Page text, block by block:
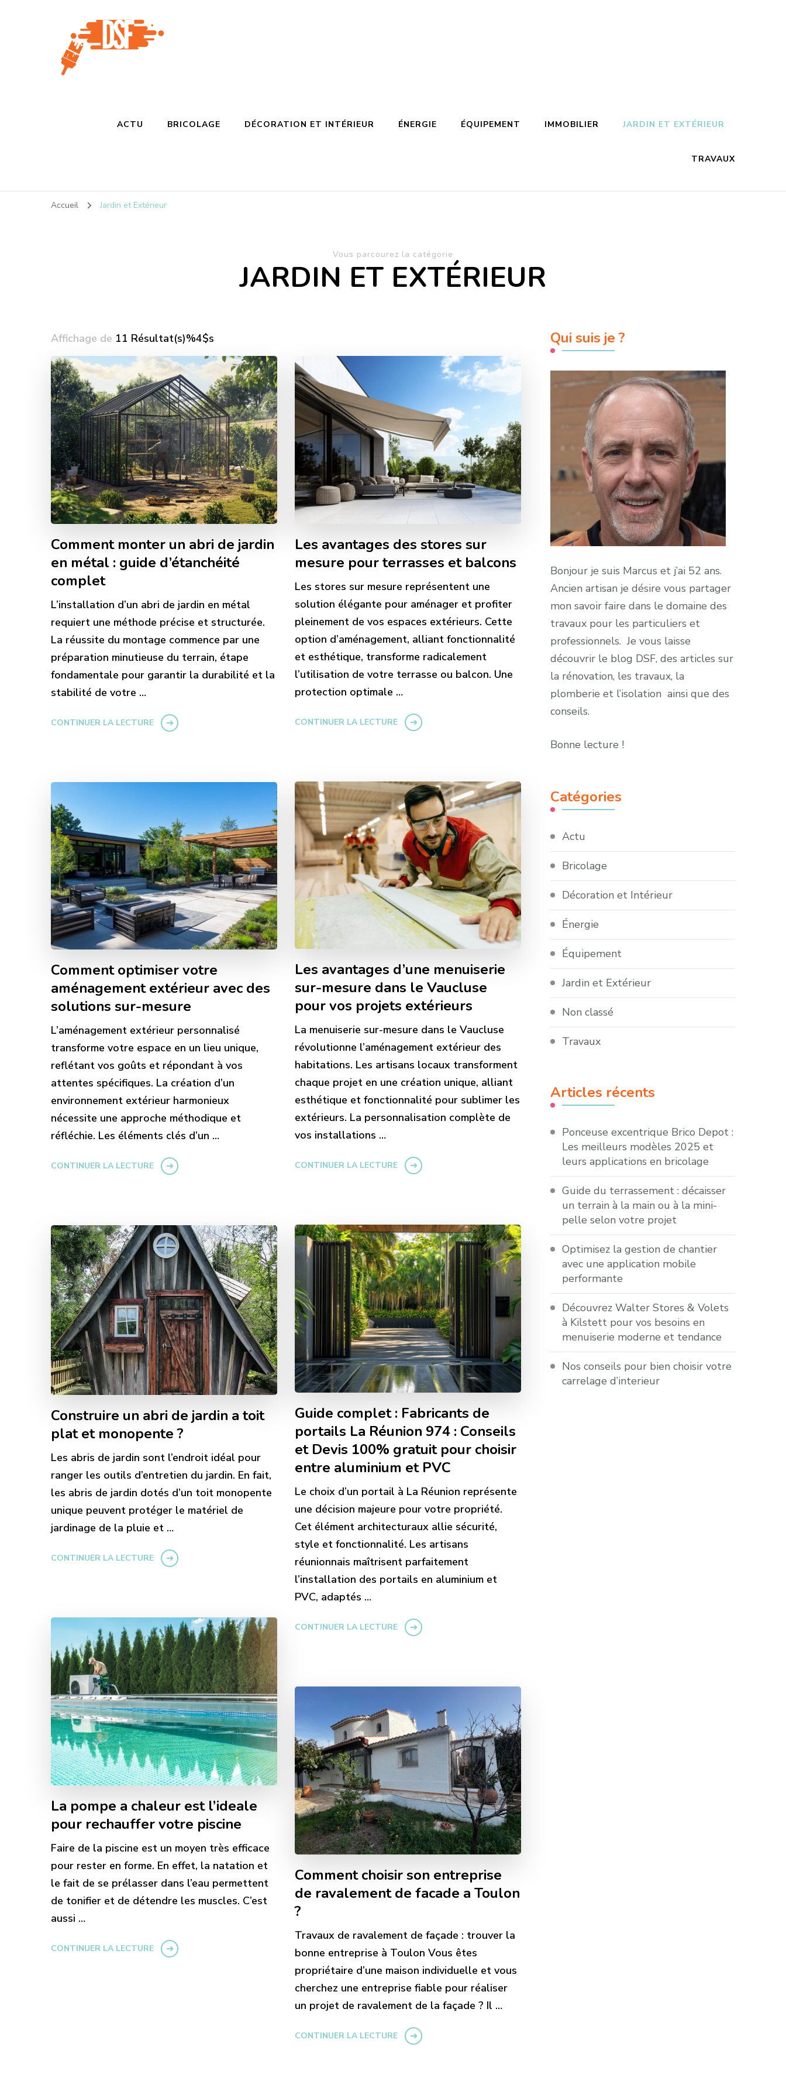
ACTU BRICOLAGE DÉCORATION ET INTÉRIEUR ÉNERGIE ÉQUIPEMENT IMMOBILIER JARDIN ET EXTÉRIEUR
TRAVAUX
Accueil Jardin et Extérieur
Vous parcourez la catégorie
JARDIN ET EXTÉRIEUR
Affichage de 11 Résultat(s)%4$s
Comment monter un abri de jardin
en métal : guide d’étanchéité
complet
L’installation d’un abri de jardin en métal
requiert une méthode précise et structurée.
La réussite du montage commence par une
préparation minutieuse du terrain, étape
fondamentale pour garantir la durabilité et la
stabilité de votre …
CONTINUER LA LECTURE
Les avantages des stores sur
mesure pour terrasses et balcons
Les stores sur mesure représentent une
solution élégante pour aménager et profiter
pleinement de vos espaces extérieurs. Cette
option d’aménagement, alliant fonctionnalité
et esthétique, transforme radicalement
l’utilisation de votre terrasse ou balcon. Une
protection optimale …
CONTINUER LA LECTURE
Les avantages d’une menuiserie
sur-mesure dans le Vaucluse
pour vos projets extérieurs
La menuiserie sur-mesure dans le Vaucluse
révolutionne l’aménagement extérieur des
habitations. Les artisans locaux transforment
chaque projet en une création unique, alliant
esthétique et fonctionnalité pour sublimer les
extérieurs. La personnalisation complète de
vos installations …
CONTINUER LA LECTURE
Comment optimiser votre
aménagement extérieur avec des
solutions sur-mesure
L’aménagement extérieur personnalisé
transforme votre espace en un lieu unique,
reflétant vos goûts et répondant à vos
attentes spécifiques. La création d’un
environnement extérieur harmonieux
nécessite une approche méthodique et
réfléchie. Les éléments clés d’un …
CONTINUER LA LECTURE
Guide complet : Fabricants de
portails La Réunion 974 : Conseils
et Devis 100% gratuit pour choisir
entre aluminium et PVC
Le choix d’un portail à La Réunion représente
une décision majeure pour votre propriété.
Cet élément architecturaux allie sécurité,
style et fonctionnalité. Les artisans
réunionnais maîtrisent parfaitement
l’installation des portails en aluminium et
PVC, adaptés …
CONTINUER LA LECTURE
Construire un abri de jardin a toit
plat et monopente ?
Les abris de jardin sont l’endroit idéal pour
ranger les outils d’entretien du jardin. En fait,
les abris de jardin dotés d’un toit monopente
unique peuvent protéger le matériel de
jardinage de la pluie et …
CONTINUER LA LECTURE
La pompe a chaleur est l’ideale
pour rechauffer votre piscine
Faire de la piscine est un moyen très efficace
pour rester en forme. En effet, la natation et
le fait de se prélasser dans l’eau permettent
de tonifier et de détendre les muscles. C’est
aussi …
CONTINUER LA LECTURE
Comment choisir son entreprise
de ravalement de facade a Toulon
?
Travaux de ravalement de façade : trouver la
bonne entreprise à Toulon Vous êtes
propriétaire d’une maison individuelle et vous
cherchez une entreprise fiable pour réaliser
un projet de ravalement de la façade ? Il …
CONTINUER LA LECTURE
Qui suis je ?
Bonjour je suis Marcus et j’ai 52 ans.
Ancien artisan je désire vous partager
mon savoir faire dans le domaine des
travaux pour les particuliers et
professionnels. Je vous laisse
découvrir le blog DSF, des articles sur
la rénovation, les travaux, la
plomberie et l’isolation ainsi que des
conseils.
Bonne lecture !
Catégories
Actu
Bricolage
Décoration et Intérieur
Énergie
Équipement
Jardin et Extérieur
Non classé
Travaux
Articles récents
Ponceuse excentrique Brico Depot :
Les meilleurs modèles 2025 et
leurs applications en bricolage
Guide du terrassement : décaisser
un terrain à la main ou à la mini-
pelle selon votre projet
Optimisez la gestion de chantier
avec une application mobile
performante
Découvrez Walter Stores & Volets
à Kilstett pour vos besoins en
menuiserie moderne et tendance
Nos conseils pour bien choisir votre
carrelage d’interieur